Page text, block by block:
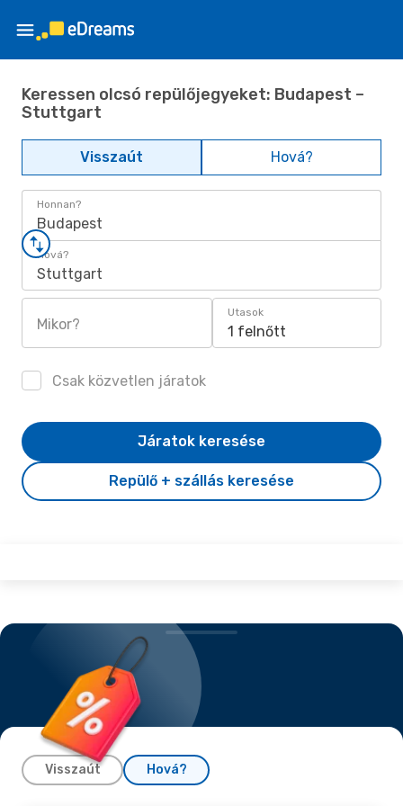
Keressen olcsó repülőjegyeket: Budapest –
Stuttgart
Visszaút Hová?
Honnan?
Budapest
Hová?
Stuttgart
Mikor?
Utasok
1 felnőtt
Csak közvetlen járatok
Repülő + szállás keresése
Járatok keresése
Visszaút Hová?